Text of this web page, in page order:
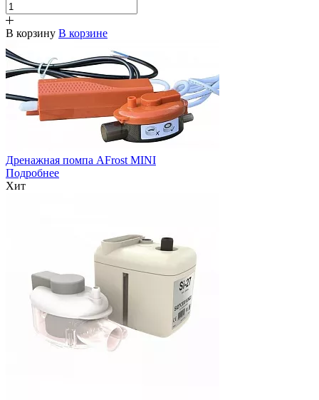
В корзину В корзине
Дренажная помпа AFrost MINI
Подробнее
Хит